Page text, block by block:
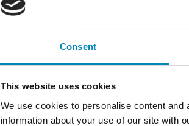
Consent
This website uses cookies
We use cookies to personalise content
information about your use of our site with